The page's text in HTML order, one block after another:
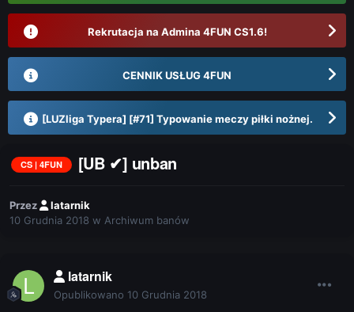
Rekrutacja na Admina 4FUN CS1.6!
CENNIK USŁUG 4FUN
[LUZliga Typera] [#71] Typowanie meczy piłki nożnej.
CS | 4FUN [UB ✔] unban
Przez
latarnik
10 Grudnia 2018 w Archiwum banów
latarnik
Opublikowano 10 Grudnia 2018